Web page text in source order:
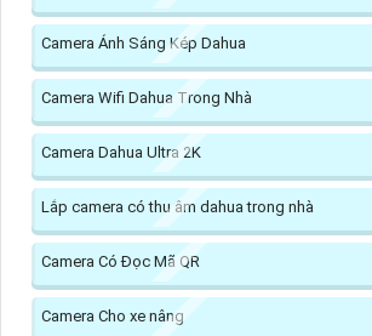
Camera Ánh Sáng Kép Dahua
Camera Wifi Dahua Trong Nhà
Camera Dahua Ultra 2K
Lắp camera có thu âm dahua trong nhà
Camera Có Đọc Mã QR
Camera Cho xe nâng